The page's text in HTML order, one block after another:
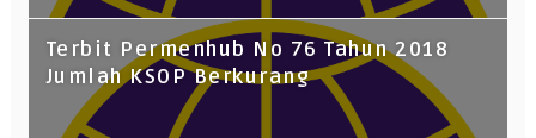
Terbit Permenhub No 76 Tahun 2018
Jumlah KSOP Berkurang